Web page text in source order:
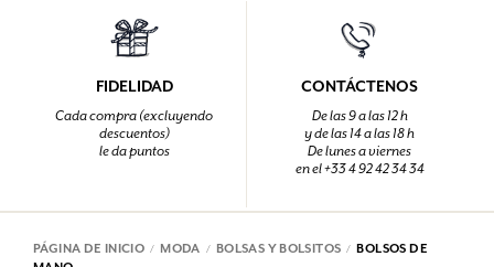
FIDELIDAD
Cada compra (excluyendo
descuentos)
le da puntos
CONTÁCTENOS
De las 9 a las 12 h
y de las 14 a las 18 h
De lunes a viernes
en el +33 4 92 42 34 34
PÁGINA DE INICIO MODA BOLSAS Y BOLSITOS
BOLSOS DE